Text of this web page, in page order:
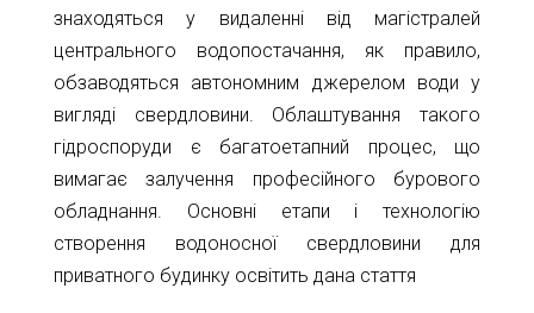
Новини
Статті
Відгуки
Контакти
Адреса:
вул.
Велика
Окружна,
4
(біля
гіпермаркету
Ашан)
+38044-
знаходяться у видаленні від магістралей
центрального водопостачання, як правило,
обзаводяться автономним джерелом води у
вигляді свердловини. Облаштування такого
гідроспоруди є багатоетапний процес, що
вимагає залучення професійного бурового
обладнання. Основні етапи і технологію
створення водоносної свердловини для
приватного будинку освітить дана стаття